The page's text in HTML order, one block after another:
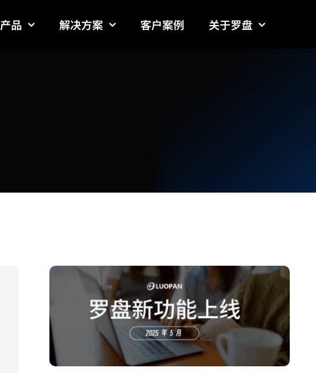
产品 解决方案 客户案例 关于罗盘